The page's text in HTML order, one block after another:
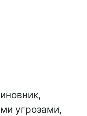
угрозами,